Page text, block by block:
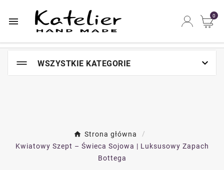
Najszybsze na świecie miejsce zakupów online
 0
WSZYSTKIE KATEGORIE 
Strona główna
Kwiatowy Szept – Świeca Sojowa | Luksusowy Zapach
Bottega